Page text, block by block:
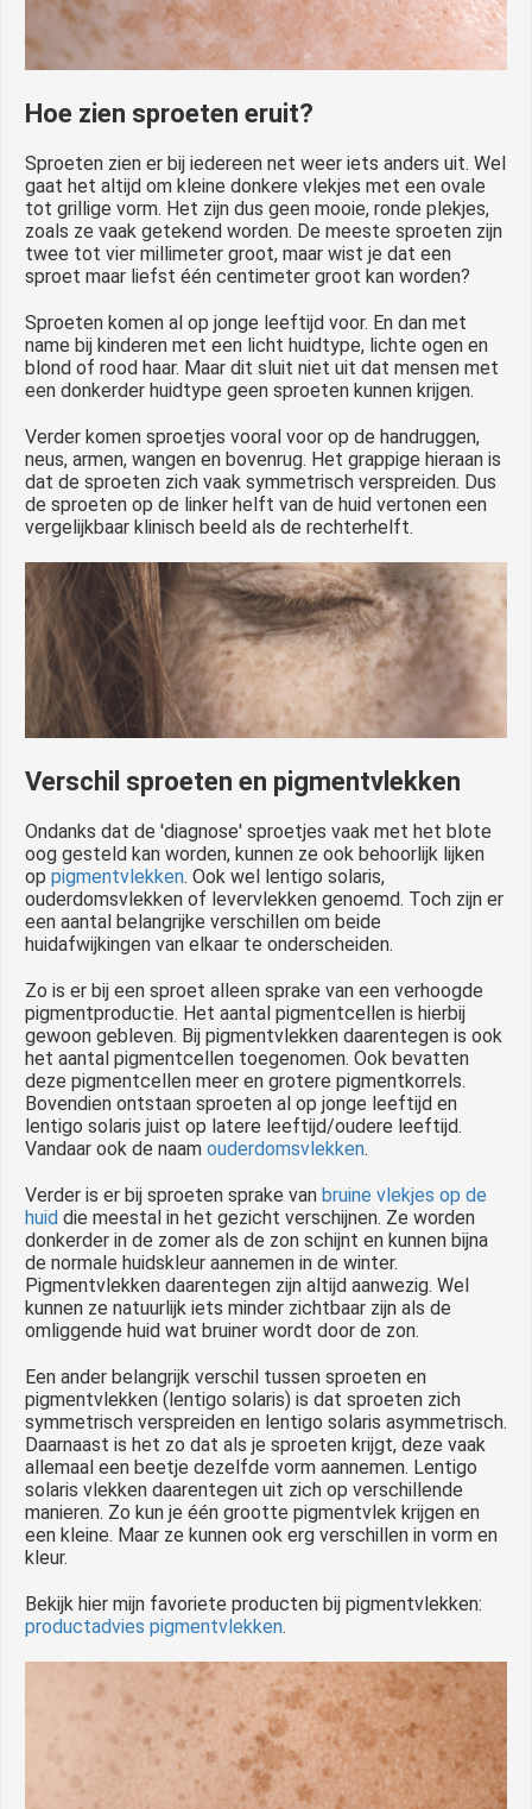
Hoe zien sproeten eruit?
Sproeten zien er bij iedereen net weer iets anders uit. Wel
gaat het altijd om kleine donkere vlekjes met een ovale
tot grillige vorm. Het zijn dus geen mooie, ronde plekjes,
zoals ze vaak getekend worden. De meeste sproeten zijn
twee tot vier millimeter groot, maar wist je dat een
sproet maar liefst één centimeter groot kan worden?
Sproeten komen al op jonge leeftijd voor. En dan met
name bij kinderen met een licht huidtype, lichte ogen en
blond of rood haar. Maar dit sluit niet uit dat mensen met
een donkerder huidtype geen sproeten kunnen krijgen.
Verder komen sproetjes vooral voor op de handruggen,
neus, armen, wangen en bovenrug. Het grappige hieraan is
dat de sproeten zich vaak symmetrisch verspreiden. Dus
de sproeten op de linker helft van de huid vertonen een
vergelijkbaar klinisch beeld als de rechterhelft.
Verschil sproeten en pigmentvlekken
Ondanks dat de 'diagnose' sproetjes vaak met het blote
oog gesteld kan worden, kunnen ze ook behoorlijk lijken
op pigmentvlekken. Ook wel lentigo solaris,
ouderdomsvlekken of levervlekken genoemd. Toch zijn er
een aantal belangrijke verschillen om beide
huidafwijkingen van elkaar te onderscheiden.
Zo is er bij een sproet alleen sprake van een verhoogde
pigmentproductie. Het aantal pigmentcellen is hierbij
gewoon gebleven. Bij pigmentvlekken daarentegen is ook
het aantal pigmentcellen toegenomen. Ook bevatten
deze pigmentcellen meer en grotere pigmentkorrels.
Bovendien ontstaan sproeten al op jonge leeftijd en
lentigo solaris juist op latere leeftijd/oudere leeftijd.
Vandaar ook de naam ouderdomsvlekken.
Verder is er bij sproeten sprake van bruine vlekjes op de
huid die meestal in het gezicht verschijnen. Ze worden
donkerder in de zomer als de zon schijnt en kunnen bijna
de normale huidskleur aannemen in de winter.
Pigmentvlekken daarentegen zijn altijd aanwezig. Wel
kunnen ze natuurlijk iets minder zichtbaar zijn als de
omliggende huid wat bruiner wordt door de zon.
Een ander belangrijk verschil tussen sproeten en
pigmentvlekken (lentigo solaris) is dat sproeten zich
symmetrisch verspreiden en lentigo solaris asymmetrisch.
Daarnaast is het zo dat als je sproeten krijgt, deze vaak
allemaal een beetje dezelfde vorm aannemen. Lentigo
solaris vlekken daarentegen uit zich op verschillende
manieren. Zo kun je één grootte pigmentvlek krijgen en
een kleine. Maar ze kunnen ook erg verschillen in vorm en
kleur.
Bekijk hier mijn favoriete producten bij pigmentvlekken:
productadvies pigmentvlekken.